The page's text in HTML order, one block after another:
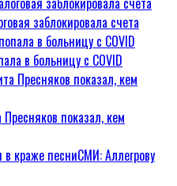
заблокировала счета
в больницу с COVID
показал, кем
СМИ: Аллегрову